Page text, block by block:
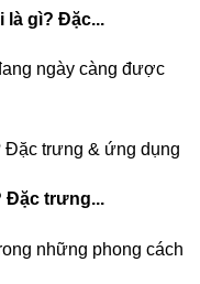
là gì? Đặc...
ngày càng được
Đặc trưng...
những phong cách